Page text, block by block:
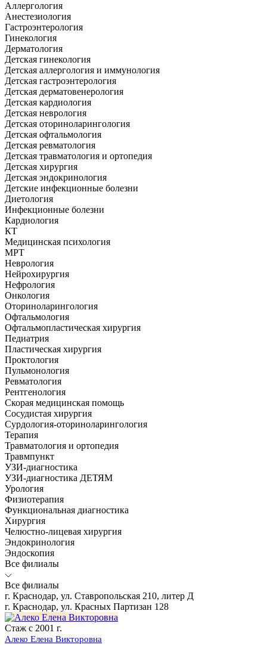
Аллергология
Анестезиология
Гастроэнтерология
Гинекология
Дерматология
Детская гинекология
Детская аллергология и иммунология
Детская гастроэнтерология
Детская дерматовенерология
Детская кардиология
Детская неврология
Детская оториноларингология
Детская офтальмология
Детская ревматология
Детская травматология и ортопедия
Детская хирургия
Детская эндокринология
Детские инфекционные болезни
Диетология
Инфекционные болезни
Кардиология
КТ
Медицинская психология
МРТ
Неврология
Нейрохирургия
Нефрология
Онкология
Оториноларингология
Офтальмология
Офтальмопластическая хирургия
Педиатрия
Пластическая хирургия
Проктология
Пульмонология
Ревматология
Рентгенология
Скорая медицинская помощь
Сосудистая хирургия
Сурдология-оториноларингология
Терапия
Травматология и ортопедия
Травмпункт
УЗИ-диагностика
УЗИ-диагностика ДЕТЯМ
Урология
Физиотерапия
Функциональная диагностика
Хирургия
Челюстно-лицевая хирургия
Эндокринология
Эндоскопия
Все филиалы
Все филиалы
г. Краснодар, ул. Ставропольская 210, литер Д
г. Краснодар, ул. Красных Партизан 128
Стаж с 2001 г.
Алеко Елена Викторовна